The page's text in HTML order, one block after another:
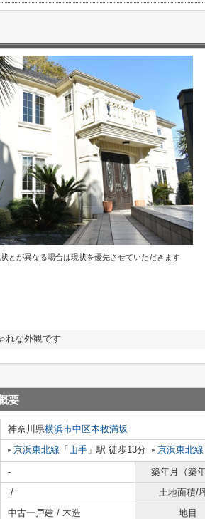
とが異なる場合は現状を優先させていただきます
れな外観です
要
神奈川県横浜市中区本牧満坂
京浜東北線 「 山手 」駅 徒歩13分 京浜東北線
-
築年月（築
-/-
土地面積/
中古一戸建 / 木造 地目